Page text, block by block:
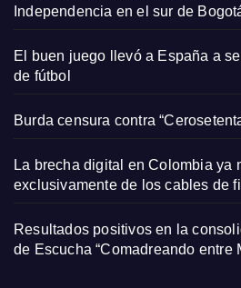
Independencia en el sur de
El buen juego llevó a España a
de fútbol
Burda censura contra
La brecha digital en Colombia ya
exclusivamente de los cables de
Resultados positivos en la
de Escucha “Comadreando entre